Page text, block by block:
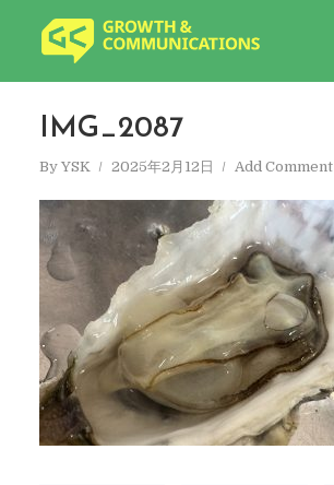
IMG_2087
By YSK 2025年2月12日 Add Comment